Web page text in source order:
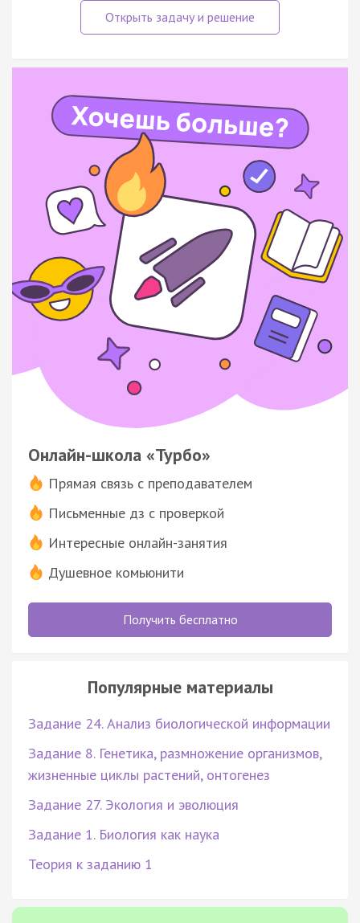
Онлайн-школа «Турбо»
Прямая связь с преподавателем
Письменные дз с проверкой
Интересные онлайн-занятия
Душевное комьюнити
Получить бесплатно
Популярные материалы
Задание 24. Анализ биологической информации
Задание 8. Генетика, размножение организмов,
жизненные циклы растений, онтогенез
Задание 27. Экология и эволюция
Задание 1. Биология как наука
Теория к заданию 1